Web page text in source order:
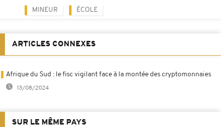
MINEUR ÉCOLE
ARTICLES CONNEXES
Afrique du Sud : le fisc vigilant face à la montée des cryptomonnaies
13/08/2024
SUR LE MÊME PAYS